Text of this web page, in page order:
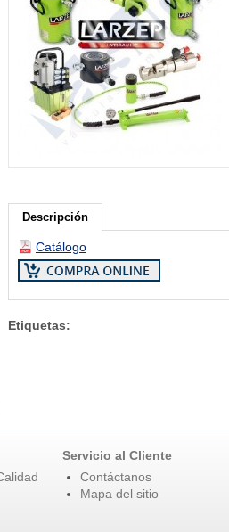
Descripción
Catálogo
Etiquetas:
Servicio al Cliente
Contáctanos
Mapa del sitio